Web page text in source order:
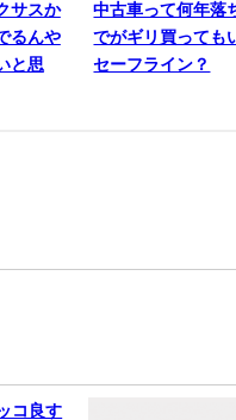
サスか
るんや
と思
中古車って何年落
でがギリ買っても
セーフライン？
コ良す